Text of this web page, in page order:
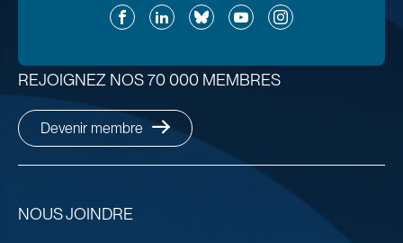
FacebookLinkedInBlueskyYouTubeInstagram
NOUS JOINDRE
REJOIGNEZ NOS 70 000 MEMBRES
Devenir membre